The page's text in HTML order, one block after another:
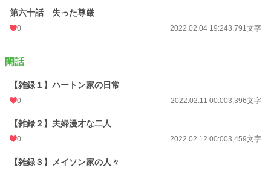
第六十話 失った尊厳
0 2022.02.04 19:243,791文字
閑話
【雑録１】ハートン家の日常
0 2022.02.11 00:003,396文字
【雑録２】夫婦漫才な二人
0 2022.02.12 00:003,459文字
【雑録３】メイソン家の人々